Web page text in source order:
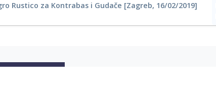
Rustico za Kontrabas i Gudače [Zagreb, 16/02/2019]